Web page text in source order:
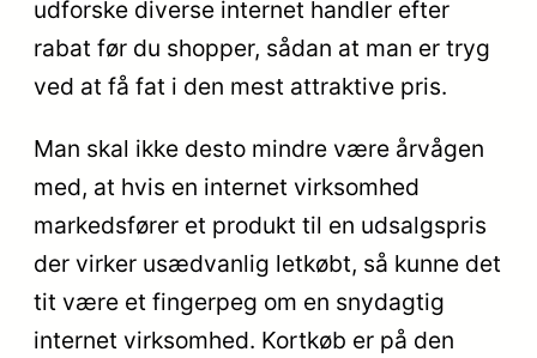
udforske diverse internet handler efter
rabat før du shopper, sådan at man er tryg
ved at få fat i den mest attraktive pris.
Man skal ikke desto mindre være årvågen
med, at hvis en internet virksomhed
markedsfører et produkt til en udsalgspris
der virker usædvanlig letkøbt, så kunne det
tit være et fingerpeg om en snydagtig
internet virksomhed. Kortkøb er på den